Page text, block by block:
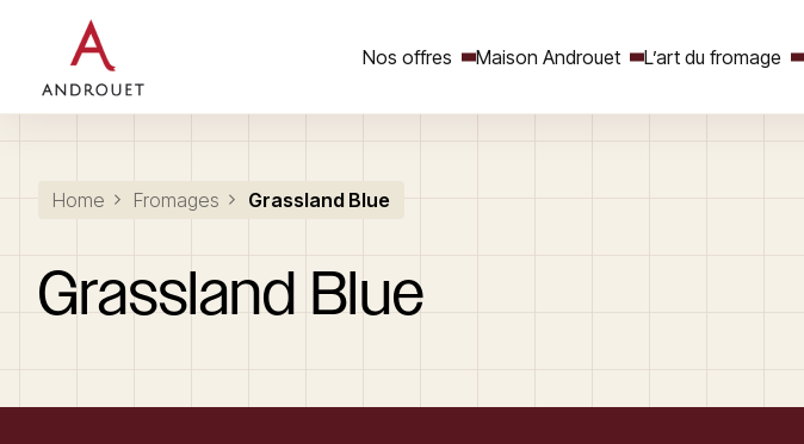
Nos offres Maison Androuet L’art du fromage
Rechercher un mot clé
Home Fromages Grassland Blue
Grassland Blue